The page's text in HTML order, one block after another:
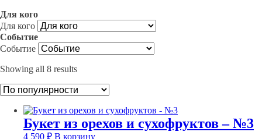
Для кого
Для кого
Событие
Событие
Showing all 8 results
Букет из орехов и сухофруктов – №3
4 590 ₽ В корзину